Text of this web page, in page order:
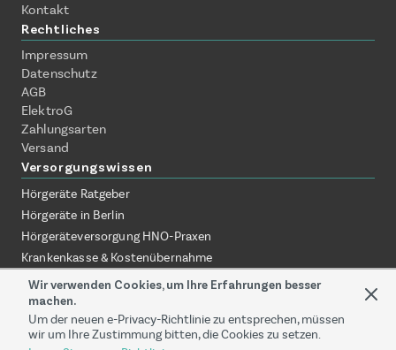
Wir verwenden Cookies, um Ihre Erfahrungen besser
machen.
Um der neuen e-Privacy-Richtlinie zu entsprechen, müssen
wir um Ihre Zustimmung bitten, die Cookies zu setzen.
Kontakt
Rechtliches
Impressum
Datenschutz
AGB
ElektroG
Zahlungsarten
Versand
Versorgungswissen
Hörgeräte Ratgeber
Hörgeräte in Berlin
Hörgeräteversorgung HNO-Praxen
Krankenkasse & Kostenübernahme
Hörgeräte ohne Termin erklärt
Hörgeräte zuhause testen
Online-Akustiker vs. Fachgeschäft
Versorgung über HNO-Praxis